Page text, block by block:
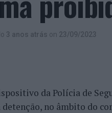
3 anos atrás on 23/09/2023
da Polícia de
detenção, no âmbito do